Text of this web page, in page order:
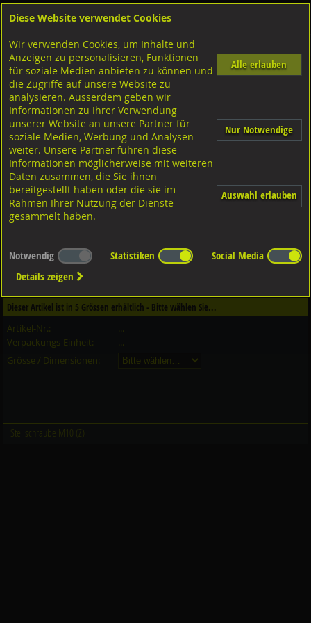
Shop Klemmteile Lindapter
Typ FL mit BohrungTemperguss verzinkt, Typ FL
Dieser Artikel ist in 1Qualitäten erhältlich - Bitte wählen Sie...
Qualität / Oberfläche
Dieser Artikel ist in 5 Grössen erhältlich - Bitte wählen Sie...
Artikel-Nr.:
...
Verpackungs-Einheit:
...
Grösse / Dimensionen:
Stellschraube M10 (Z)
Diese Website verwendet Cookies
Wir verwenden Cookies, um Inhalte und
Anzeigen zu personalisieren, Funktionen
für soziale Medien anbieten zu können und
die Zugriffe auf unsere Website zu
analysieren. Ausserdem geben wir
Informationen zu Ihrer Verwendung
unserer Website an unsere Partner für
soziale Medien, Werbung und Analysen
weiter. Unsere Partner führen diese
Informationen möglicherweise mit weiteren
Daten zusammen, die Sie ihnen
bereitgestellt haben oder die sie im
Rahmen Ihrer Nutzung der Dienste
gesammelt haben.
Alle erlauben
Nur Notwendige
Auswahl erlauben
Notwendig Statistiken
Social Media
Details zeigen